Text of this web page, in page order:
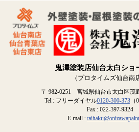
鬼澤塗装店仙台太白ショ
（プロタイムズ仙台南
〒 982-0251 宮城県仙台市太白区茂
Tel : フリーダイヤル0120-300-373（
Fax : 022-397-9324
E-mail :